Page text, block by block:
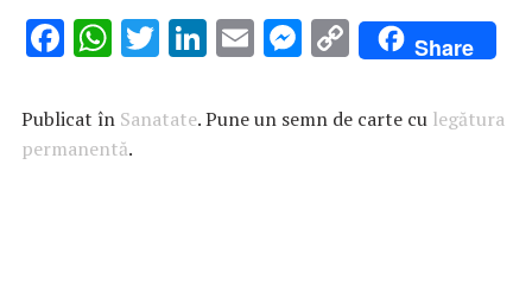
F
e
b
W
at
s
T
it
Li
k
E
ai
M
se
C
o
p
Share
Publicat în Sanatate. Pune un semn de carte cu legătura
permanentă.